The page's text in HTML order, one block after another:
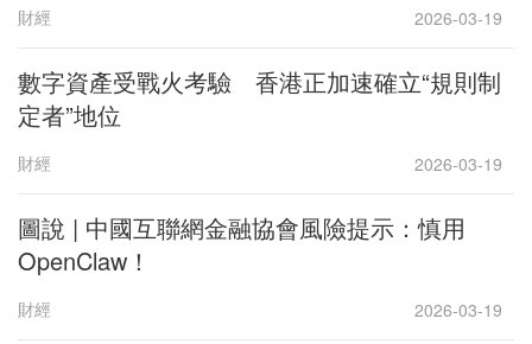
財經 2026-03-19
數字資產受戰火考驗 香港正加速確立“規則制
定者”地位
財經 2026-03-19
圖說 | 中國互聯網金融協會風險提示：慎用
OpenClaw！
財經 2026-03-19